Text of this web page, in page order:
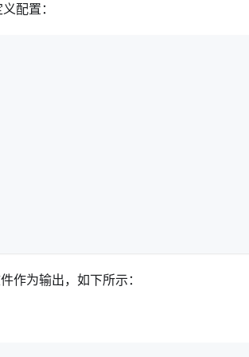
配置：
作为输出，如下所示：